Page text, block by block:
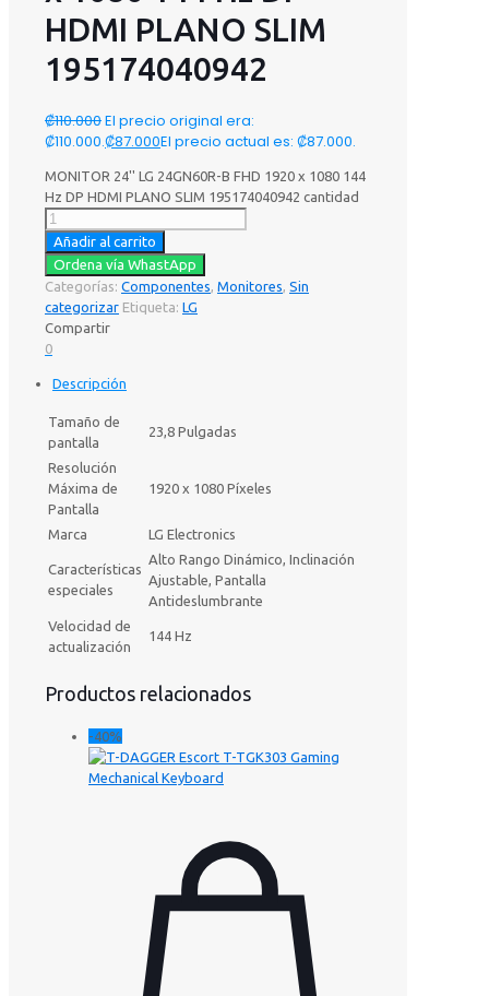
HDMI PLANO SLIM
195174040942
₡110.000El precio original era:
₡110.000.₡87.000El precio actual es: ₡87.000.
MONITOR 24'' LG 24GN60R-B FHD 1920 x 1080 144
Hz DP HDMI PLANO SLIM 195174040942 cantidad
Añadir al carrito
Ordena vía WhastApp
Categorías: Componentes, Monitores, Sin
categorizar Etiqueta: LG
Compartir
0
Descripción
Tamaño de
pantalla
23,8 Pulgadas
Resolución
Máxima de
Pantalla
1920 x 1080 Píxeles
Marca LG Electronics
Características
especiales
Alto Rango Dinámico, Inclinación
Ajustable, Pantalla
Antideslumbrante
Velocidad de
actualización
144 Hz
Productos relacionados
-40%